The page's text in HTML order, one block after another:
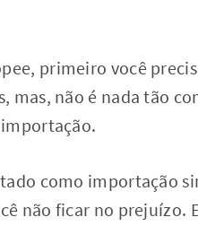
primeiro você
não é nada tão
como importação
não ficar no prejuízo.